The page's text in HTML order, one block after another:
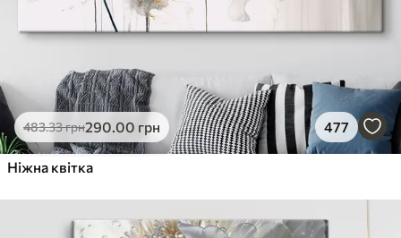
483.33грн290.00 грн 477
Ніжна квітка